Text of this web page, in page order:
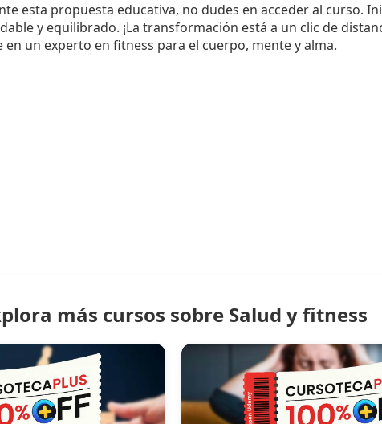
esta propuesta educativa, no dudes en acceder al curso.
y equilibrado. ¡La transformación está a un clic de
un experto en fitness para el cuerpo, mente y alma.
más cursos sobre Salud y fitness